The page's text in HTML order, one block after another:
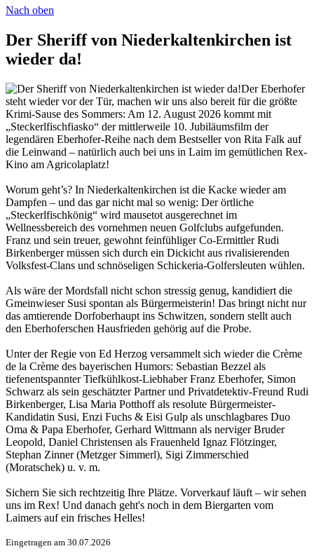
Nach oben
Der Sheriff von Niederkaltenkirchen ist
wieder da!
Der Eberhofer
steht wieder vor der Tür, machen wir uns also bereit für die größte
Krimi-Sause des Sommers: Am 12. August 2026 kommt mit
„Steckerlfischfiasko“ der mittlerweile 10. Jubiläumsfilm der
legendären Eberhofer-Reihe nach dem Bestseller von Rita Falk auf
die Leinwand – natürlich auch bei uns in Laim im gemütlichen Rex-
Kino am Agricolaplatz!
Worum geht’s? In Niederkaltenkirchen ist die Kacke wieder am
Dampfen – und das gar nicht mal so wenig: Der örtliche
„Steckerlfischkönig“ wird mausetot ausgerechnet im
Wellnessbereich des vornehmen neuen Golfclubs aufgefunden.
Franz und sein treuer, gewohnt feinfühliger Co-Ermittler Rudi
Birkenberger müssen sich durch ein Dickicht aus rivalisierenden
Volksfest-Clans und schnöseligen Schickeria-Golfersleuten wühlen.
Als wäre der Mordsfall nicht schon stressig genug, kandidiert die
Gmeinwieser Susi spontan als Bürgermeisterin! Das bringt nicht nur
das amtierende Dorfoberhaupt ins Schwitzen, sondern stellt auch
den Eberhoferschen Hausfrieden gehörig auf die Probe.
Unter der Regie von Ed Herzog versammelt sich wieder die Crème
de la Crème des bayerischen Humors: Sebastian Bezzel als
tiefenentspannter Tiefkühlkost-Liebhaber Franz Eberhofer, Simon
Schwarz als sein geschätzter Partner und Privatdetektiv-Freund Rudi
Birkenberger, Lisa Maria Potthoff als resolute Bürgermeister-
Kandidatin Susi, Enzi Fuchs & Eisi Gulp als unschlagbares Duo
Oma & Papa Eberhofer, Gerhard Wittmann als nerviger Bruder
Leopold, Daniel Christensen als Frauenheld Ignaz Flötzinger,
Stephan Zinner (Metzger Simmerl), Sigi Zimmerschied
(Moratschek) u. v. m.
Sichern Sie sich rechtzeitig Ihre Plätze. Vorverkauf läuft – wir sehen
uns im Rex! Und danach geht's noch in dem Biergarten vom
Laimers auf ein frisches Helles!
Eingetragen am 30.07.2026